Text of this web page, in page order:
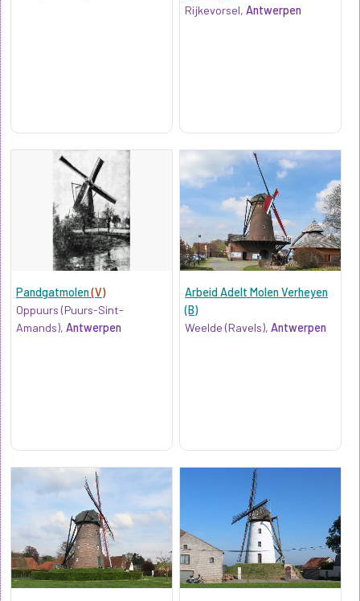
Rijkevorsel,Antwerpen
Pandgatmolen(V)
Oppuurs (Puurs-Sint-
Amands), Antwerpen
Arbeid Adelt Molen Verheyen
(B)
Weelde (Ravels),Antwerpen